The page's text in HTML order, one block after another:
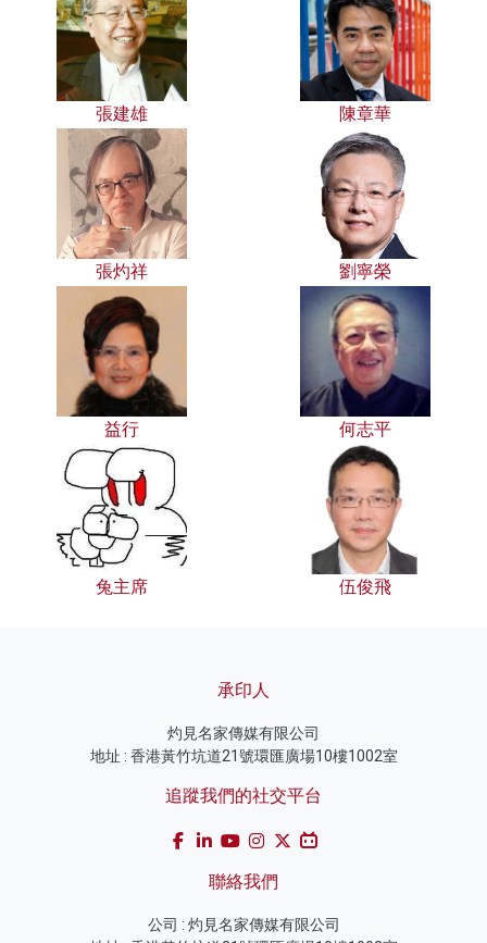
張建雄 陳章華
張灼祥 劉寧榮
益行 何志平
兔主席 伍俊飛
承印人
灼見名家傳媒有限公司
地址 : 香港黃竹坑道21號環匯廣場10樓1002室
追蹤我們的社交平台
聯絡我們
公司 : 灼見名家傳媒有限公司